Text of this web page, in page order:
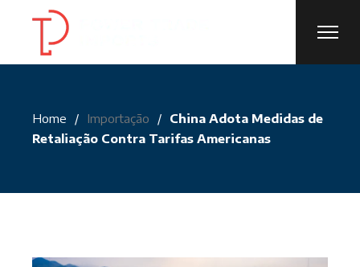
content
Home Importação
China Adota Medidas de
Retaliação Contra Tarifas Americanas